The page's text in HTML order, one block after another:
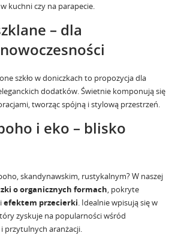
kuchni czy na parapecie.
– dla
szkło w doniczkach to propozycja dla
dodatków. Świetnie komponują się
, tworząc spójną i stylową przestrzeń.
i eko – blisko
skandynawskim, rustykalnym? W naszej
o organicznych formach, pokryte
iefektem przecierki. Idealnie wpisują się w
zyskuje na popularności wśród
przytulnych aranżacji.